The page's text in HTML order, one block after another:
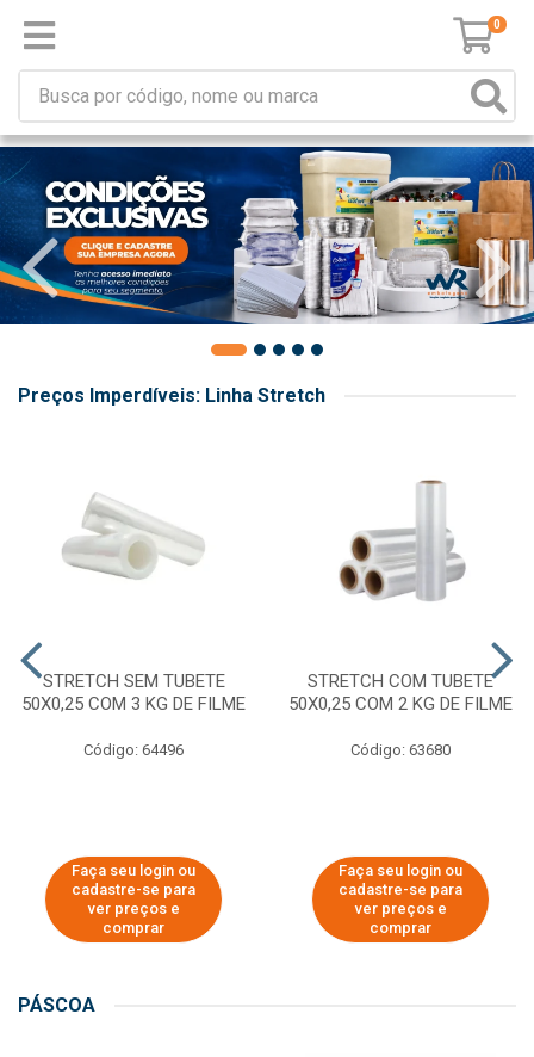
0
Preços Imperdíveis: Linha Stretch
STRETCH SEM TUBETE
50X0,25 COM 3 KG DE FILME
Código: 64496
Faça seu login ou
cadastre-se para
ver preços e
comprar
STRETCH COM TUBETE
50X0,25 COM 2 KG DE FILME
Código: 63680
Faça seu login ou
cadastre-se para
ver preços e
comprar
PÁSCOA